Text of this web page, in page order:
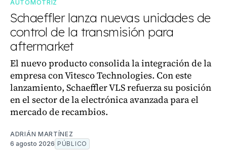
AUTOMOTRIZ
Schaeffler lanza nuevas unidades de
control de la transmisión para
aftermarket
El nuevo producto consolida la integración de la
empresa con Vitesco Technologies. Con este
lanzamiento, Schaeffler VLS refuerza su posición
en el sector de la electrónica avanzada para el
mercado de recambios.
ADRIÁN MARTÍNEZ
6 agosto 2026 PÚBLICO